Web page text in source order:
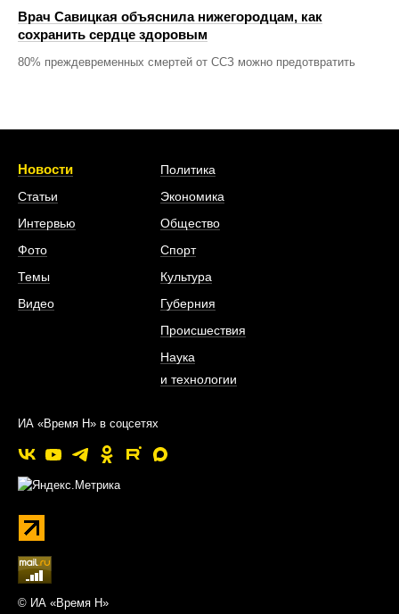
Врач Савицкая объяснила нижегородцам, как
сохранить сердце здоровым
80% преждевременных смертей от ССЗ можно предотвратить
Новости
Статьи
Интервью
Фото
Темы
Видео
Политика
Экономика
Общество
Спорт
Культура
Губерния
Происшествия
Наука
и технологии
ИА «Время Н» в соцсетях
© ИА «Время Н»